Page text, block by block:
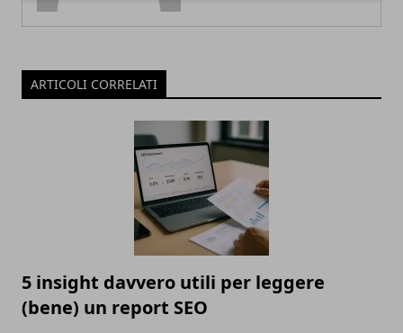
ARTICOLI CORRELATI
5 insight davvero utili per leggere
(bene) un report SEO